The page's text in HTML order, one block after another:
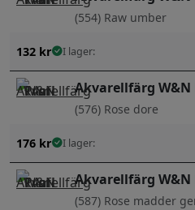
(554) Raw umber
132 kr I lager:
Akvarellfärg W&N
(576) Rose dore
176 kr I lager:
Akvarellfärg W&N
(587) Rose madder